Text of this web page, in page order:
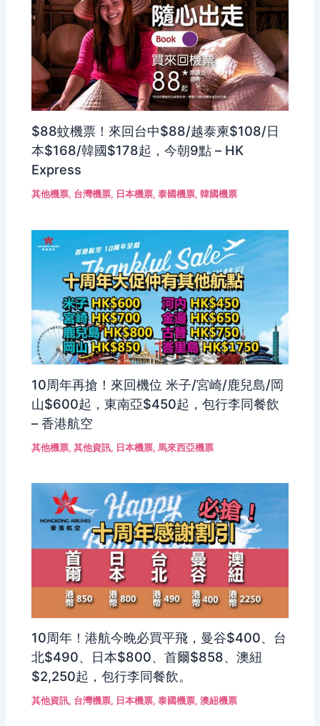
$88蚊機票！來回台中$88/越泰柬$108/日
本$168/韓國$178起，今朝9點 – HK
Express
其他機票, 台灣機票, 日本機票,泰國機票,韓國機票
10周年再搶！來回機位 米子/宮崎/鹿兒島/岡
山$600起，東南亞$450起，包行李同餐飲
– 香港航空
其他機票,其他資訊, 日本機票,馬來西亞機票
10周年！港航今晚必買平飛，曼谷$400、台
北$490、日本$800、首爾$858、澳紐
$2,250起，包行李同餐飲。
其他資訊, 台灣機票, 日本機票,泰國機票,澳紐機票